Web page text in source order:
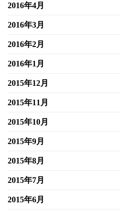
2016年4月
2016年3月
2016年2月
2016年1月
2015年12月
2015年11月
2015年10月
2015年9月
2015年8月
2015年7月
2015年6月